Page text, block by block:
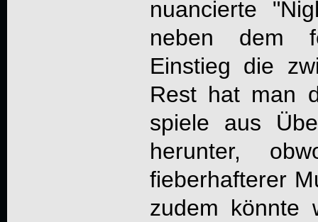
nuancierte
neben dem
Einstieg die
Rest hat man
spiele aus
herunter,
fieberhafterer
zudem könnte